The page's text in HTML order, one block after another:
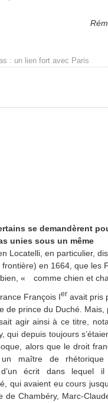
: un lien fort avec Paris
se demandèrent
unies sous un même
Locatelli, en particulier,
en 1664, que les
bien, « comme chien et
François Ier avait pris
de prince du Duché. Mais,
agir ainsi à ce titre,
qui depuis toujours
alors que le droit
maître de
écrit dans lequel il
qui avaient eu cours
Chambéry, Marc-